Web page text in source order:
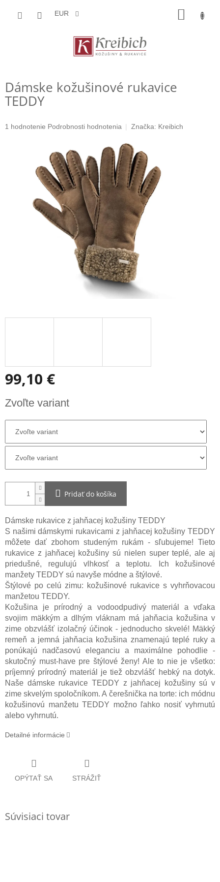
EUR
Dámske kožušinové rukavice
TEDDY
Priemerné
1 hodnotenie Podrobnosti hodnotenia Značka: Kreibich
99,10 €
cena:
Zvoľte variant
Pridať do košíka
Dámske rukavice z jahňacej kožušiny TEDDY
S našimi dámskymi rukavicami z jahňacej kožušiny TEDDY
môžete dať zbohom studeným rukám - sľubujeme! Tieto
rukavice z jahňacej kožušiny sú nielen super teplé, ale aj
priedušné, regulujú vlhkosť a teplotu. Ich kožušinové
manžety TEDDY sú navyše módne a štýlové.
Štýlové po celú zimu: kožušinové rukavice s vyhrňovacou
manžetou TEDDY.
Kožušina je prírodný a vodoodpudivý materiál a vďaka
svojim mäkkým a dlhým vláknam má jahňacia kožušina v
zime obzvlášť izolačný účinok - jednoducho skvelé! Mäkký
remeň a jemná jahňacia kožušina znamenajú teplé ruky a
ponúkajú nadčasovú eleganciu a maximálne pohodlie -
skutočný must-have pre štýlové ženy! Ale to nie je všetko:
príjemný prírodný materiál je tiež obzvlášť hebký na dotyk.
Naše dámske rukavice TEDDY z jahňacej kožušiny sú v
zime skvelým spoločníkom. A čerešnička na torte: ich módnu
kožušinovú manžetu TEDDY možno ľahko nosiť vyhrnutú
alebo vyhrnutú.
Detailné informácie
OPÝTAŤ SA STRÁŽIŤ
Súvisiaci tovar